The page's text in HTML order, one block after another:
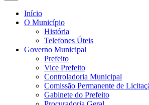
Início
O Município
História
Telefones Úteis
Governo Municipal
Prefeito
Vice Prefeito
Controladoria Municipal
Comissão Permanente de
Gabinete do Prefeito